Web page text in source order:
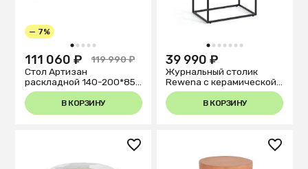
1 2 3 4 5
— 7%
111 060 ₽
119 990 ₽
Стол Артизан
раскладной 140-200*85
керамика
В КОРЗИНУ
1 2 3 4 5 6 7
39 990 ₽
Журнальный столик
Rewena с керамической
столешницей 45 x 30 см
В КОРЗИНУ